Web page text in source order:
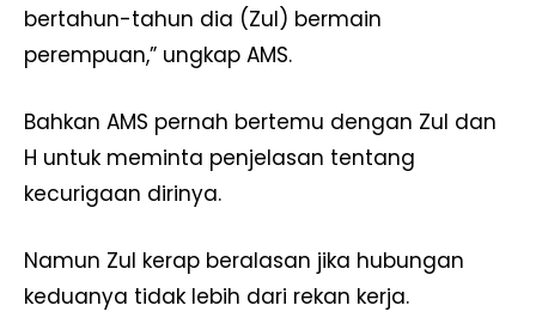
bertahun-tahun dia (Zul) bermain
perempuan,” ungkap AMS.
Bahkan AMS pernah bertemu dengan Zul dan
H untuk meminta penjelasan tentang
kecurigaan dirinya.
Namun Zul kerap beralasan jika hubungan
keduanya tidak lebih dari rekan kerja.